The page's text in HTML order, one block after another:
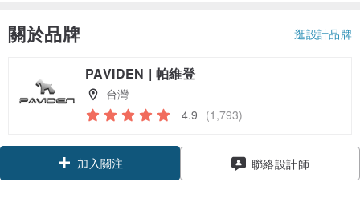
關於品牌 逛設計品牌
PAVIDEN | 帕維登
台灣
4.9 (1,793)
加入關注 聯絡設計師